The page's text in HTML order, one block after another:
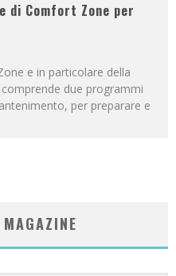
di Comfort Zone per
e in particolare della
due programmi
per preparare e